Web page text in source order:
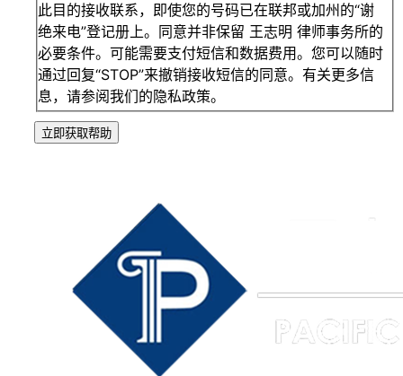
此目的接收联系，即使您的号码已在联邦或加州的“谢
绝来电”登记册上。同意并非保留 王志明 律师事务所的
必要条件。可能需要支付短信和数据费用。您可以随时
通过回复“STOP”来撤销接收短信的同意。有关更多信
息，请参阅我们的隐私政策。
立即获取帮助